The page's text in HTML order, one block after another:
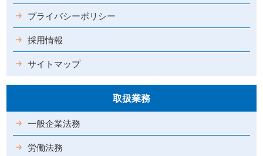
プライバシーポリシー
採用情報
サイトマップ
取扱業務
一般企業法務
労働法務